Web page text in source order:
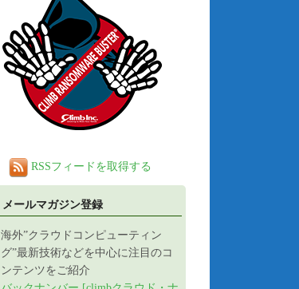
RSSフィードを取得する
メールマガジン登録
海外”クラウドコンピューティン
グ”最新技術などを中心に注目のコ
ンテンツをご紹介